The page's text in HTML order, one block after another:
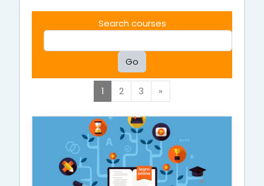
Search courses
Go
1 (current)
2 3 »